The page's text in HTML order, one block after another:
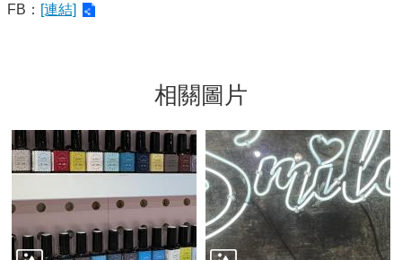
FB： [連結]
相關圖片